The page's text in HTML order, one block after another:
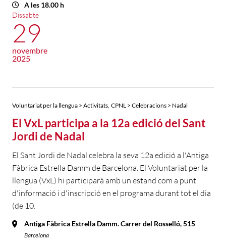
A les 18.00 h
Dissabte
29
novembre
2025
Voluntariat per la llengua > Activitats CPNL > Celebracions > Nadal
El VxL participa a la 12a edició del Sant
Jordi de Nadal
El Sant Jordi de Nadal celebra la seva 12a edició a l'Antiga
Fàbrica Estrella Damm de Barcelona. El Voluntariat per la
llengua (VxL) hi participarà amb un estand com a punt
d'informació i d'inscripció en el programa durant tot el dia
(de 10.
Antiga Fàbrica Estrella Damm. Carrer del Rosselló, 515
Barcelona